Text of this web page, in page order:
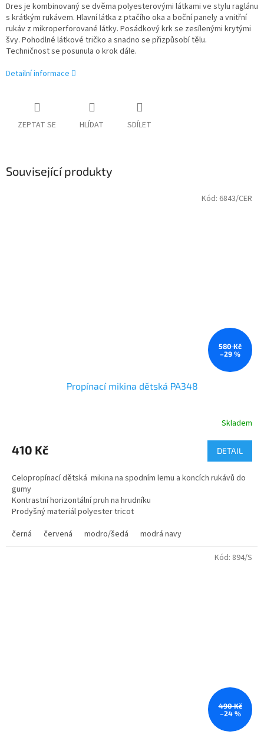
Dres je kombinovaný se dvěma polyesterovými látkami ve stylu raglánu
s krátkým rukávem. Hlavní látka z ptačího oka a boční panely a vnitřní
rukáv z mikroperforované látky. Posádkový krk se zesílenými krytými
švy. Pohodlné látkové tričko a snadno se přizpůsobí tělu.
Techničnost se posunula o krok dále.
Detailní informace
ZEPTAT SE HLÍDAT SDÍLET
Související produkty
580 Kč
–29 %
Propínací mikina dětská PA348
produktu
je
z
5
hvězdiček.
Skladem
410 Kč DETAIL
Celopropínací dětská mikina na spodním lemu a koncích rukávů do
gumy
Kontrastní horizontální pruh na hrudníku
Prodyšný materiál polyester tricot
2 boční kapsy na zip
Vhodná jako součást teplákové soupravy k teplákům PA19
černá červená modro/šedá modrá navy
Kód: 6843/CER
490 Kč
–24 %
Kód: 894/S